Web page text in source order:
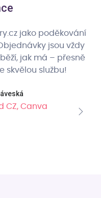
jako poděkování
jsou vždy
jak má – přesně
skvělou službu!
CZ, Canva